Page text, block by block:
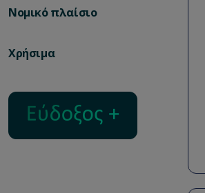
Νομικό πλαίσιο
Χρήσιμα